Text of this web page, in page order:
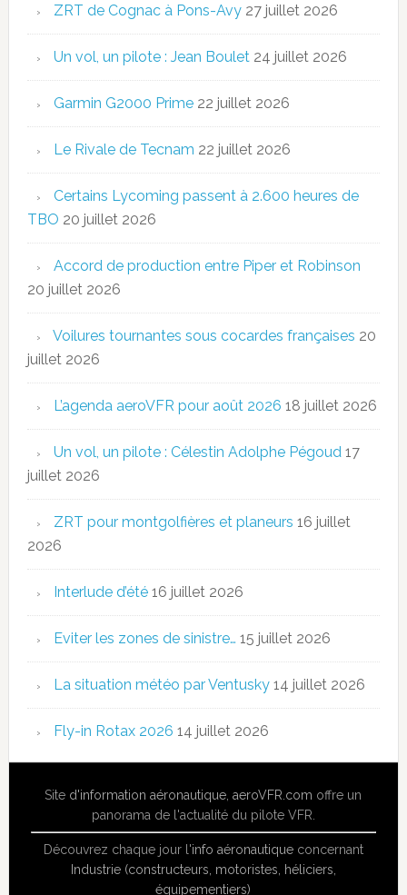
ZRT de Cognac à Pons-Avy 27 juillet 2026
Un vol, un pilote : Jean Boulet 24 juillet 2026
Garmin G2000 Prime 22 juillet 2026
Le Rivale de Tecnam 22 juillet 2026
Certains Lycoming passent à 2.600 heures de
TBO 20 juillet 2026
Accord de production entre Piper et Robinson
20 juillet 2026
Voilures tournantes sous cocardes françaises 20
juillet 2026
L’agenda aeroVFR pour août 2026 18 juillet 2026
Un vol, un pilote : Célestin Adolphe Pégoud 17
juillet 2026
ZRT pour montgolfières et planeurs 16 juillet
2026
Interlude d’été 16 juillet 2026
Eviter les zones de sinistre… 15 juillet 2026
La situation météo par Ventusky 14 juillet 2026
Fly-in Rotax 2026 14 juillet 2026
Site d'information aéronautique ,aeroVFR.com offre un
panorama de l'actualité du pilote VFR.
Découvrez chaque jour l'info aéronautiqueconcernant
Industrie (constructeurs, motoristes, héliciers,
équipementiers)